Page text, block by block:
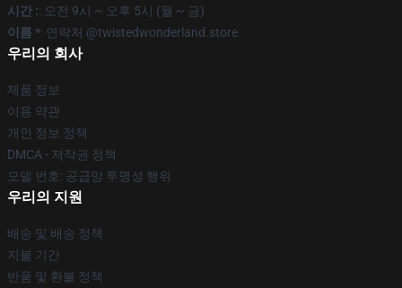
시간 :: 오전 9시 ~ 오후 5시 (월 ~ 금)
이름 *: 연락처 @twistedwonderland.store
우리의 회사
제품 정보
이용 약관
개인 정보 정책
DMCA - 저작권 정책
모델 번호: 공급망 투명성 행위
우리의 지원
배송 및 배송 정책
지불 기간
반품 및 환불 정책